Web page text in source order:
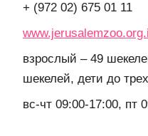
+ (972 02) 675 01 11
взрослый – 49
шекелей, дети до
вс-чт 09:00-17:00, пт